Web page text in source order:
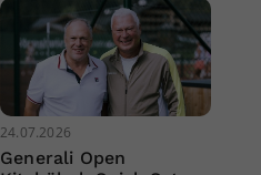
24.07.2026
Generali Open